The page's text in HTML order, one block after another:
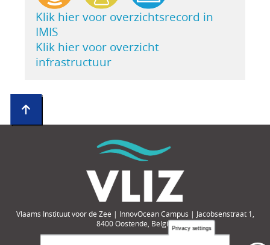
Klik hier voor overzichtsrecord in
IMIS
Klik hier voor overzicht
infrastructuur
Vlaams Instituut voor de Zee | InnovOcean Campus | Jacobsenstraat 1,
8400 Oostende, BelgiëPrivacy settings